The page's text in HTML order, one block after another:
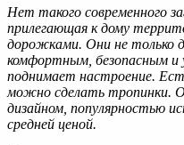
Нет такого современного
прилегающая к дому
дорожками. Они не только
комфортным, безопасным
поднимает настроение.
можно сделать тропинки.
дизайном, популярностью
средней ценой.